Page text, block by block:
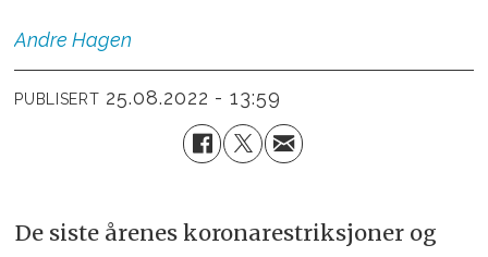
Andre Hagen
PUBLISERT 25.08.2022 - 13:59
De siste årenes koronarestriksjoner og